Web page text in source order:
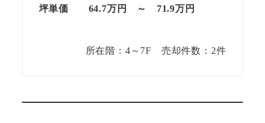
坪単価 64.7万円 ～ 71.9万円
所在階：4～7F 売却件数：2件